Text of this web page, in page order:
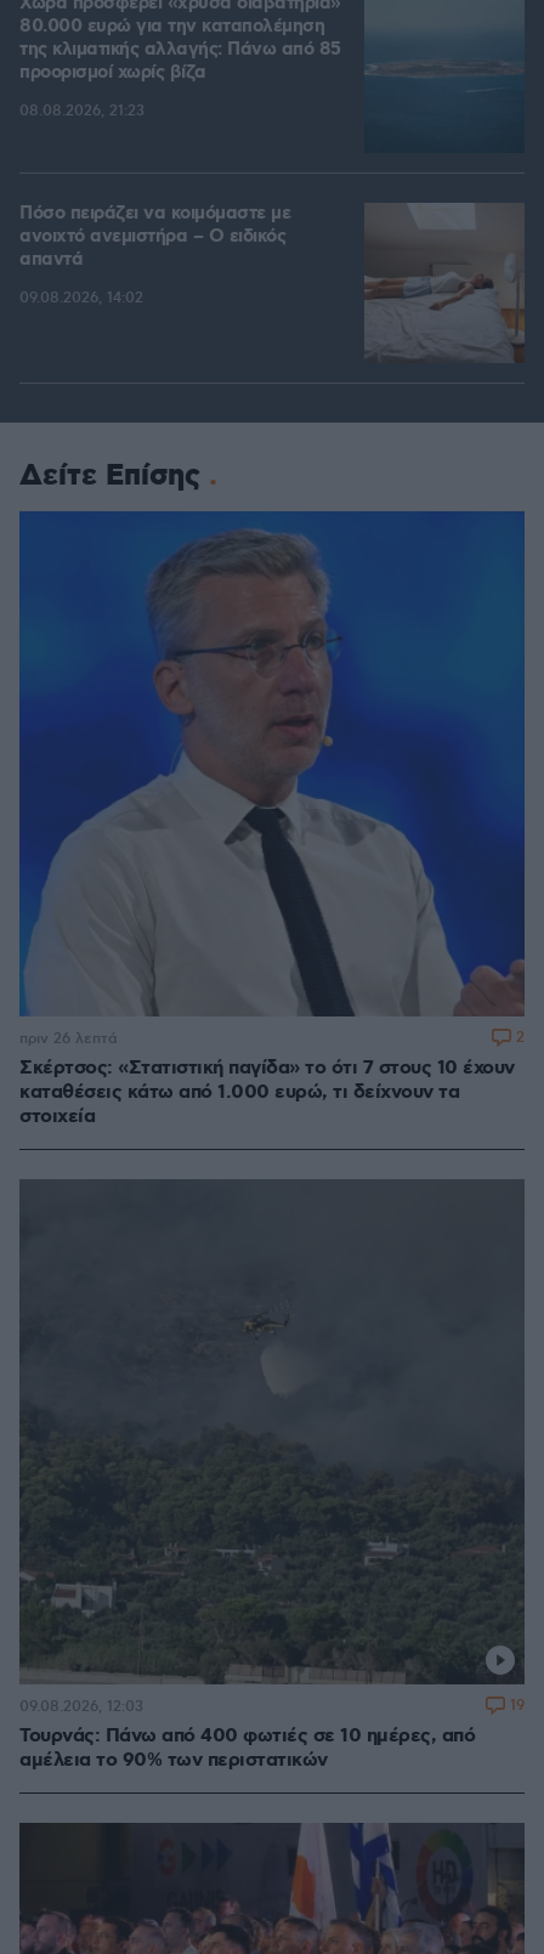
80.000 ευρώ για την καταπολέμηση
της κλιματικής αλλαγής: Πάνω από 85
προορισμοί χωρίς βίζα
08.08.2026, 21:23
Πόσο πειράζει να κοιμόμαστε με
ανοιχτό ανεμιστήρα – Ο ειδικός
απαντά
09.08.2026, 14:02
Δείτε Επίσης
Σκέρτσος: «Στατιστική παγίδα» το ότι 7 στους 10 έχουν
καταθέσεις κάτω από 1.000 ευρώ, τι δείχνουν τα
στοιχεία
πριν 26 λεπτά 2
Τουρνάς: Πάνω από 400 φωτιές σε 10 ημέρες, από
αμέλεια το 90% των περιστατικών
09.08.2026, 12:03 19